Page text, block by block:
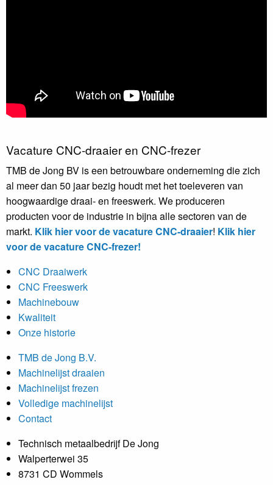
Vacature CNC-draaier en CNC-frezer
TMB de Jong BV is een betrouwbare onderneming die zich
al meer dan 50 jaar bezig houdt met het toeleveren van
hoogwaardige draai- en freeswerk. We produceren
producten voor de industrie in bijna alle sectoren van de
markt. Klik hier voor de vacature CNC-draaier! Klik hier
voor de vacature CNC-frezer!
CNC Draaiwerk
CNC Freeswerk
Machinebouw
Kwaliteit
Onze historie
TMB de Jong B.V.
Machinelijst draaien
Machinelijst frezen
Volledige machinelijst
Contact
Technisch metaalbedrijf De Jong
Walperterwei 35
8731 CD Wommels